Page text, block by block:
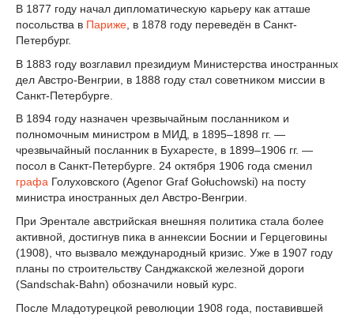
В 1877 году начал дипломатическую карьеру как атташе
посольства в Париже , в 1878 году переведён в Санкт-
Петербург.
В 1883 году возглавил президиум Министерства иностранных
дел Австро-Венгрии, в 1888 году стал советником миссии в
Санкт-Петербурге.
В 1894 году назначен чрезвычайным посланником и
полномочным министром в МИД, в 1895–1898 гг. —
чрезвычайный посланник в Бухаресте, в 1899–1906 гг. —
посол в Санкт-Петербурге. 24 октября 1906 года сменил
графа Голуховского (Agenor Graf Gołuchowski) на посту
министра иностранных дел Австро-Венгрии.
При Эрентале австрийская внешняя политика стала более
активной, достигнув пика в аннексии Боснии и Герцеговины
(1908), что вызвало международный кризис. Уже в 1907 году
планы по строительству Санджакской железной дороги
(Sandschak-Bahn) обозначили новый курс.
После Младотурецкой революции 1908 года, поставившей